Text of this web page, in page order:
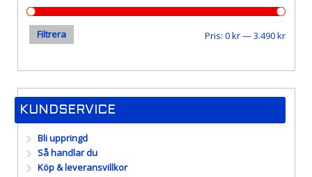
Min
Max
Filtrera Pris:0 kr—3.490 kr
KUNDSERVICE
Bli uppringd
Så handlar du
Köp & leveransvillkor